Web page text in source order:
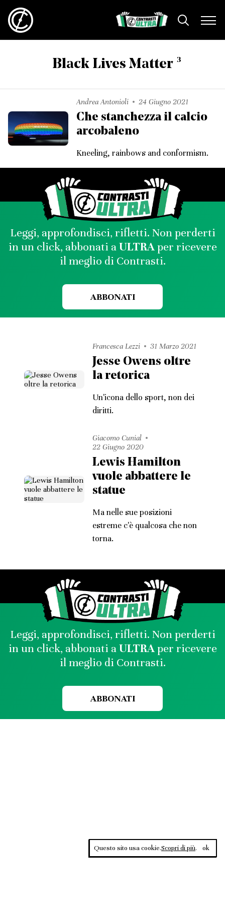
Black Lives Matter 3
Andrea Antonioli 24 Giugno 2021
Che stanchezza il calcio
arcobaleno
Kneeling, rainbows and conformism.
Leggi, approfondisci, rifletti. Non perderti
in un click, abbonati aULTRAper ricevere
il meglio di Contrasti.
ABBONATI
Francesca Lezzi 31 Marzo 2021
Jesse Owens oltre
la retorica
Un'icona dello sport, non dei
diritti.
Giacomo Cunial
22 Giugno 2020
Lewis Hamilton
vuole abbattere le
statue
Ma nelle sue posizioni
estreme c'è qualcosa che non
torna.
Leggi, approfondisci, rifletti. Non perderti
in un click, abbonati aULTRAper ricevere
il meglio di Contrasti.
ABBONATI
Questo sito usa cookie.Scopri di più. ok